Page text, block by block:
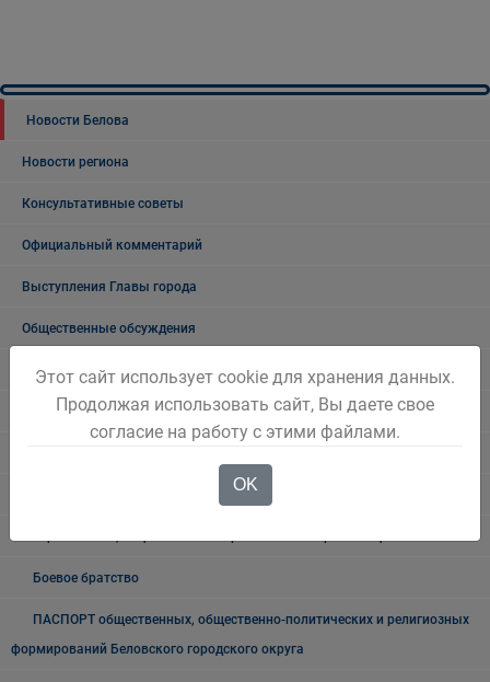
Новости Белова
Новости региона
Консультативные советы
Официальный комментарий
Выступления Главы города
Общественные обсуждения
Общественные обсуждения архив
Публичные слушания
Боевое братство
ПАСПОРТ общественных, общественно-политических и религиозных
формирований Беловского городского округа
Этот сайт использует cookie для хранения данных.
Продолжая использовать сайт, Вы даете свое
согласие на работу с этими файлами.
OK